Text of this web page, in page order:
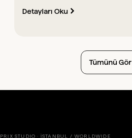
Detayları Oku
Tümünü Gör
PRIX STUDIO · İSTANBUL / WORLDWIDE